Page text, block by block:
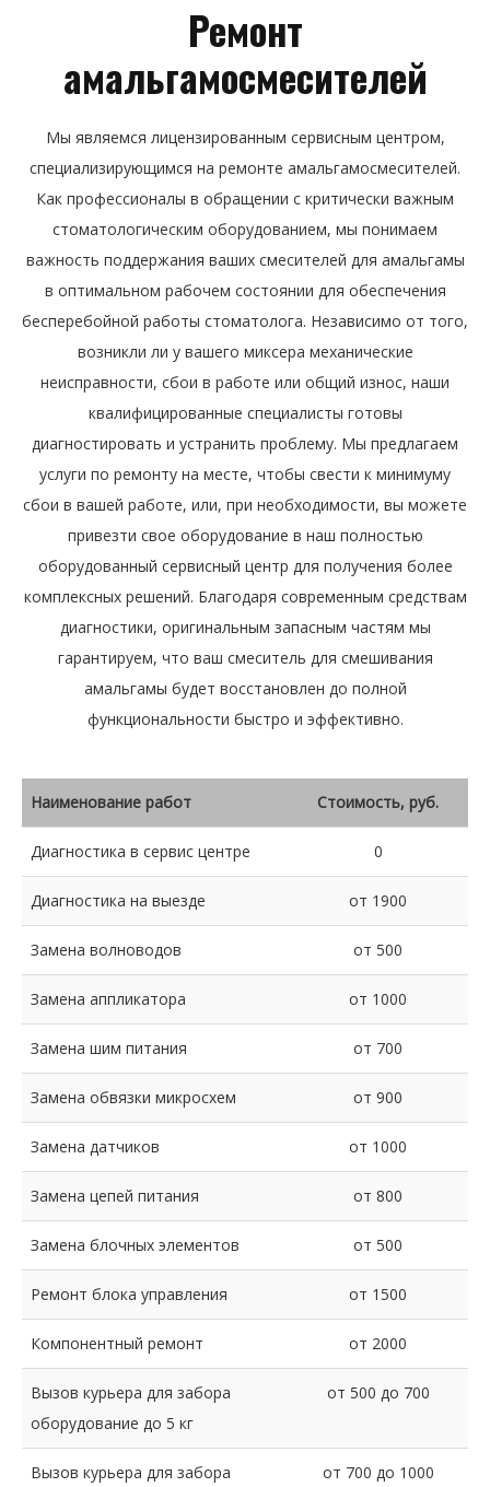
Ремонт
амальгамосмесителей
Мы являемся лицензированным сервисным центром,
специализирующимся на ремонте амальгамосмесителей.
Как профессионалы в обращении с критически важным
стоматологическим оборудованием, мы понимаем
важность поддержания ваших смесителей для амальгамы
в оптимальном рабочем состоянии для обеспечения
бесперебойной работы стоматолога. Независимо от того,
возникли ли у вашего миксера механические
неисправности, сбои в работе или общий износ, наши
квалифицированные специалисты готовы
диагностировать и устранить проблему. Мы предлагаем
услуги по ремонту на месте, чтобы свести к минимуму
сбои в вашей работе, или, при необходимости, вы можете
привезти свое оборудование в наш полностью
оборудованный сервисный центр для получения более
комплексных решений. Благодаря современным средствам
диагностики, оригинальным запасным частям мы
гарантируем, что ваш смеситель для смешивания
амальгамы будет восстановлен до полной
функциональности быстро и эффективно.
Наименование работ Стоимость, руб.
Диагностика в сервис центре 0
Диагностика на выезде от 1900
Замена волноводов от 500
Замена аппликатора от 1000
Замена шим питания от 700
Замена обвязки микросхем от 900
Замена датчиков от 1000
Замена цепей питания от 800
Замена блочных элементов от 500
Ремонт блока управления от 1500
Компонентный ремонт от 2000
Вызов курьера для забора
оборудование до 5 кг
от 500 до 700
Вызов курьера для забора от 700 до 1000